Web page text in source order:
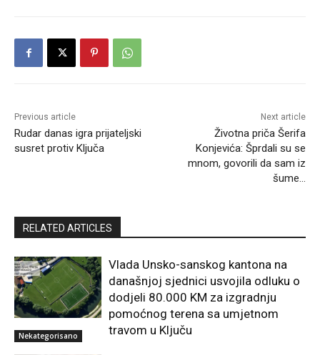
Previous article
Rudar danas igra prijateljski
susret protiv Ključa
Next article
Životna priča Šerifa
Konjevića: Šprdali su se
mnom, govorili da sam iz
šume…
RELATED ARTICLES
Nekategorisano
Vlada Unsko-sanskog kantona na
današnjoj sjednici usvojila odluku o
dodjeli 80.000 KM za izgradnju
pomoćnog terena sa umjetnom
travom u Ključu